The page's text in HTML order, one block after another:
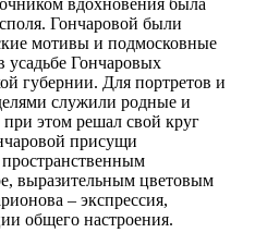
Гончаровой были
мотивы и подмосковные
усадьбе Гончаровых
губернии. Для портретов и
служили родные и
этом решал свой круг
присущи
пространственным
выразительным цветовым
– экспрессия,
общего настроения.